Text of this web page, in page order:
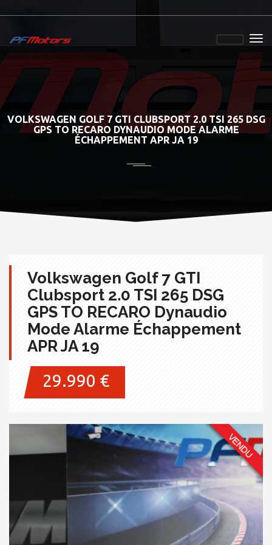
VOLKSWAGEN GOLF 7 GTI CLUBSPORT 2.0 TSI 265 DSG
GPS TO RECARO DYNAUDIO MODE ALARME
ÉCHAPPEMENT APR JA 19
Volkswagen Golf 7 GTI
Clubsport 2.0 TSI 265 DSG
GPS TO RECARO Dynaudio
Mode Alarme Échappement
APR JA 19
29.990 €